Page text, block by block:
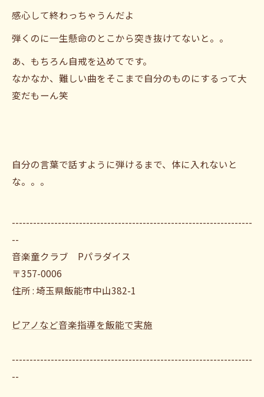
感心して終わっちゃうんだよ
弾くのに一生懸命のとこから突き抜けてないと。。
あ、もちろん自戒を込めてです。
なかなか、難しい曲をそこまで自分のものにするって大
変だもーん笑
自分の言葉で話すように弾けるまで、体に入れないと
な。。。
--------------------------------------------------------------------
--
音楽童クラブ Pパラダイス
〒357-0006
住所 : 埼玉県飯能市中山382-1
ピアノなど音楽指導を飯能で実施
--------------------------------------------------------------------
--